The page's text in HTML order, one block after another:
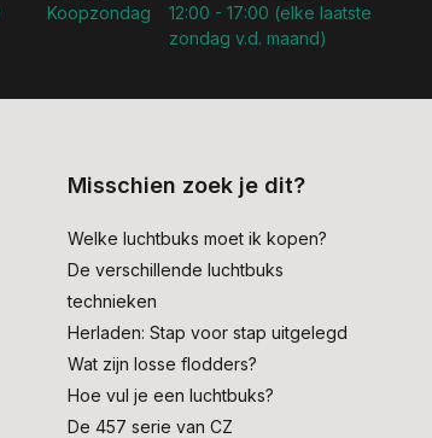
Koopzondag
12:00 - 17:00 (elke laatste
zondag v.d. maand)
Misschien zoek je dit?
Welke luchtbuks moet ik kopen?
De verschillende luchtbuks
technieken
Herladen: Stap voor stap uitgelegd
Wat zijn losse flodders?
Hoe vul je een luchtbuks?
De 457 serie van CZ